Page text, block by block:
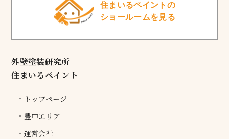
住まいるペイントの
ショールームを見る
外壁塗装研究所
住まいるペイント
トップページ
豊中エリア
運営会社